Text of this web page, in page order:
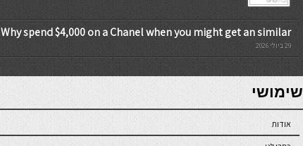
Why spend $4,000 on a Chanel when you might get an similar
29 ביולי 2026
7slots
seriöse online casinos österreich
שימושי
אודות